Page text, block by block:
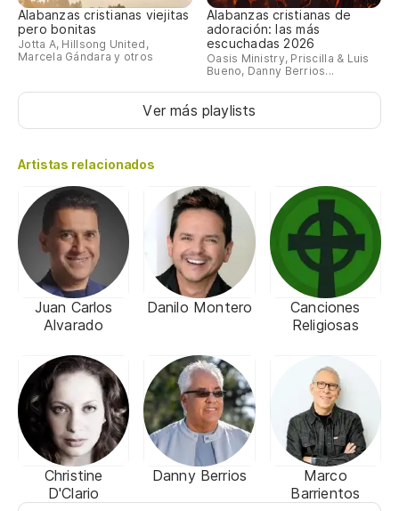
Alabanzas cristianas viejitas
pero bonitas
Jotta A, Hillsong United,
Marcela Gándara y otros
Alabanzas cristianas de
adoración: las más
escuchadas 2026
Oasis Ministry, Priscilla & Luis
Bueno, Danny Berrios...
Ver más playlists
Artistas relacionados
Juan Carlos
Alvarado
Danilo Montero
Canciones
Religiosas
Christine
D'Clario
Danny Berrios
Marco
Barrientos